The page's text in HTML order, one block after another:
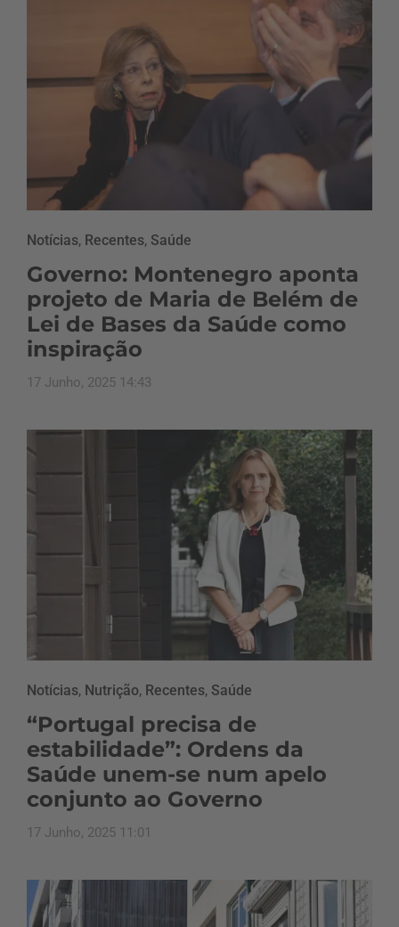
Notícias, Recentes, Saúde
Governo: Montenegro aponta
projeto de Maria de Belém de
Lei de Bases da Saúde como
inspiração
17 Junho, 2025 14:43
Notícias, Nutrição, Recentes, Saúde
“Portugal precisa de
estabilidade”: Ordens da
Saúde unem-se num apelo
conjunto ao Governo
17 Junho, 2025 11:01